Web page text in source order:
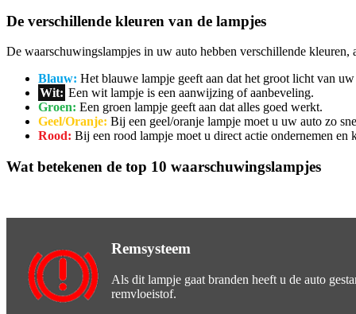
De verschillende kleuren van de lampjes
De waarschuwingslampjes in uw auto hebben verschillende
Blauw: Het blauwe lampje geeft aan dat het groot licht van uw
Wit: Een wit lampje is een aanwijzing of aanbeveling.
Groen: Een groen lampje geeft aan dat alles goed werkt.
Geel/Oranje: Bij een geel/oranje lampje moet u uw auto zo
Rood: Bij een rood lampje moet u direct actie ondernemen en
Wat betekenen de top 10 waarschuwingslampjes
Remsysteem
Als dit lampje gaat branden heeft u de auto
remvloeistof.